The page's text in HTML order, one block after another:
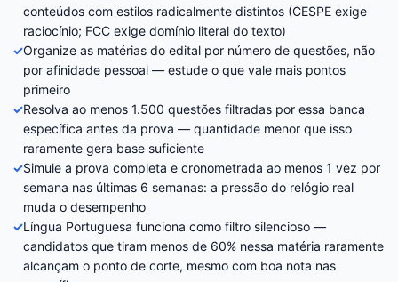
conteúdos com estilos radicalmente distintos (CESPE exige
raciocínio; FCC exige domínio literal do texto)
✓Organize as matérias do edital por número de questões, não
por afinidade pessoal — estude o que vale mais pontos
primeiro
✓Resolva ao menos 1.500 questões filtradas por essa banca
específica antes da prova — quantidade menor que isso
raramente gera base suficiente
✓Simule a prova completa e cronometrada ao menos 1 vez por
semana nas últimas 6 semanas: a pressão do relógio real
muda o desempenho
✓Língua Portuguesa funciona como filtro silencioso —
candidatos que tiram menos de 60% nessa matéria raramente
alcançam o ponto de corte, mesmo com boa nota nas